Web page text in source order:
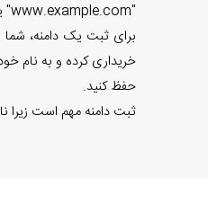
"www.example.com" یک نام دامنه است.
خریداری کرده و به نام
حفظ کنید.
ثبت دامنه مهم است زیرا